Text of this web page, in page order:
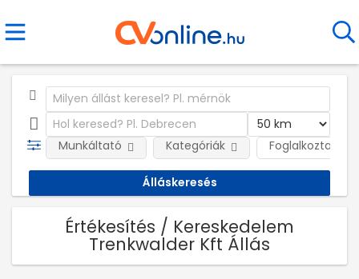
Foglalkoztatás
Munkáltató Kategóriák
Értékesítés / Kereskedelem
Trenkwalder Kft Állás